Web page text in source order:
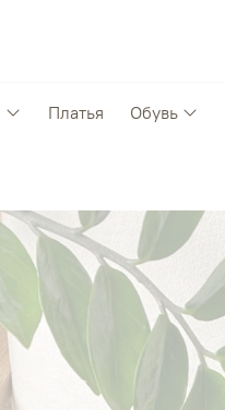
Платья Обувь